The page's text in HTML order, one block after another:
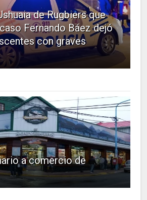
de Rugbiers que
Fernando Báez dejó
con graves
a comercio de